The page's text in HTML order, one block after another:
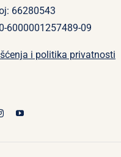
66280543
6000001257489-09
i politika privatnosti